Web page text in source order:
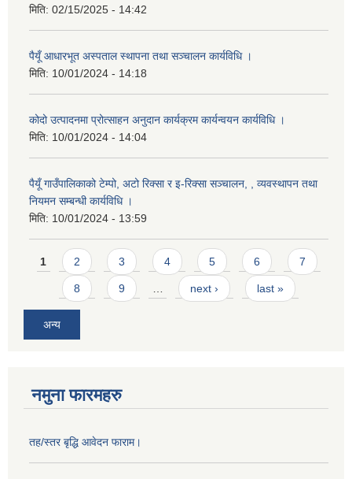
मिति: 02/15/2025 - 14:42
पैयूँ आधारभूत अस्पताल स्थापना तथा सञ्चालन कार्यविधि ।
मिति: 10/01/2024 - 14:18
कोदो उत्पादनमा प्रोत्साहन अनुदान कार्यक्रम कार्यन्वयन कार्यविधि ।
मिति: 10/01/2024 - 14:04
पैयूँ गाउँपालिकाको टेम्पो, अटो रिक्सा र इ-रिक्सा सञ्चालन, , व्यवस्थापन तथा
नियमन सम्बन्धी कार्यविधि ।
मिति: 10/01/2024 - 13:59
Pages
1 2 3 4 5 6 7
8 9 next › last »
अन्य
नमुना फारमहरु
तह/स्तर बृद्धि आवेदन फाराम।